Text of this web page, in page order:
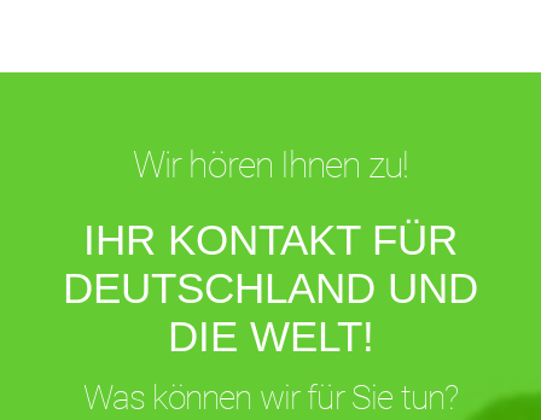
Wir hören Ihnen zu!
IHR KONTAKT FÜR
DEUTSCHLAND UND
DIE WELT!
Was können wir für Sie tun?